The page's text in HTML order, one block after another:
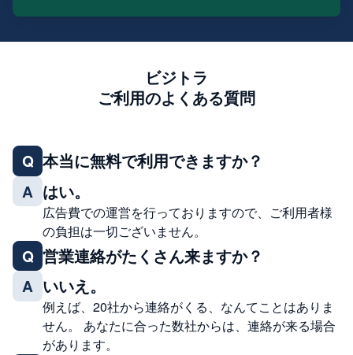
ビジトラ
ご利用のよくある質問
Q 本当に無料で利用できますか？
A はい。
広告費での運営を行っておりますので、ご利用者様
の負担は一切ございません。
Q 営業連絡がたくさん来ますか？
A いいえ。
例えば、20社から連絡がくる、なんてことはありま
せん。 あなたに合った数社からは、連絡が来る場合
があります。